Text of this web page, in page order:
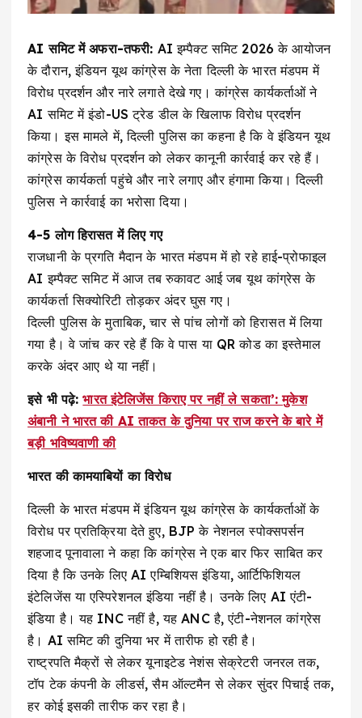
AI समिट में अफरा-तफरी: AI इम्पैक्ट समिट 2026 के आयोजन
के दौरान, इंडियन यूथ कांग्रेस के नेता दिल्ली के भारत मंडपम में
विरोध प्रदर्शन और नारे लगाते देखे गए। कांग्रेस कार्यकर्ताओं ने
AI समिट में इंडो-US ट्रेड डील के खिलाफ विरोध प्रदर्शन
किया। इस मामले में, दिल्ली पुलिस का कहना है कि वे इंडियन यूथ
कांग्रेस के विरोध प्रदर्शन को लेकर कानूनी कार्रवाई कर रहे हैं।
कांग्रेस कार्यकर्ता पहुंचे और नारे लगाए और हंगामा किया। दिल्ली
पुलिस ने कार्रवाई का भरोसा दिया।
4-5 लोग हिरासत में लिए गए
राजधानी के प्रगति मैदान के भारत मंडपम में हो रहे हाई-प्रोफाइल
AI इम्पैक्ट समिट में आज तब रुकावट आई जब यूथ कांग्रेस के
कार्यकर्ता सिक्योरिटी तोड़कर अंदर घुस गए।
दिल्ली पुलिस के मुताबिक, चार से पांच लोगों को हिरासत में लिया
गया है। वे जांच कर रहे हैं कि वे पास या QR कोड का इस्तेमाल
करके अंदर आए थे या नहीं।
इसे भी पढ़े:भारत इंटेलिजेंस किराए पर नहीं ले सकता’: मुकेश
अंबानी ने भारत की AI ताकत के दुनिया पर राज करने के बारे में
बड़ी भविष्यवाणी की
भारत की कामयाबियों का विरोध
दिल्ली के भारत मंडपम में इंडियन यूथ कांग्रेस के कार्यकर्ताओं के
विरोध पर प्रतिक्रिया देते हुए, BJP के नेशनल स्पोक्सपर्सन
शहजाद पूनावाला ने कहा कि कांग्रेस ने एक बार फिर साबित कर
दिया है कि उनके लिए AI एम्बिशियस इंडिया, आर्टिफिशियल
इंटेलिजेंस या एस्पिरेशनल इंडिया नहीं है। उनके लिए AI एंटी-
इंडिया है। यह INC नहीं है, यह ANC है, एंटी-नेशनल कांग्रेस
है। AI समिट की दुनिया भर में तारीफ हो रही है।
राष्ट्रपति मैक्रों से लेकर यूनाइटेड नेशंस सेक्रेटरी जनरल तक,
टॉप टेक कंपनी के लीडर्स, सैम ऑल्टमैन से लेकर सुंदर पिचाई तक,
हर कोई इसकी तारीफ कर रहा है।